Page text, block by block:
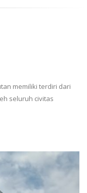
memiliki terdiri dari
seluruh civitas